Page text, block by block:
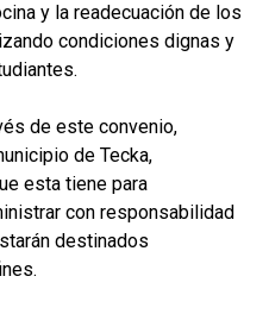
y la readecuación de los
condiciones dignas y
de este convenio,
de Tecka,
esta tiene para
con responsabilidad
destinados